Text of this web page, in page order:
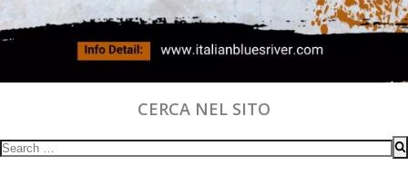
CERCA NEL SITO
Search